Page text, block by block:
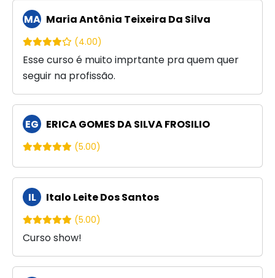
MA Maria Antônia Teixeira Da Silva
(4.00)
Esse curso é muito imprtante pra quem quer
seguir na profissão.
EG ERICA GOMES DA SILVA FROSILIO
(5.00)
IL Italo Leite Dos Santos
(5.00)
Curso show!